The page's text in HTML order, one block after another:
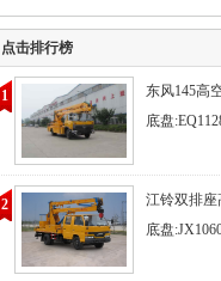
点击排行榜
1
底盘
2
底盘